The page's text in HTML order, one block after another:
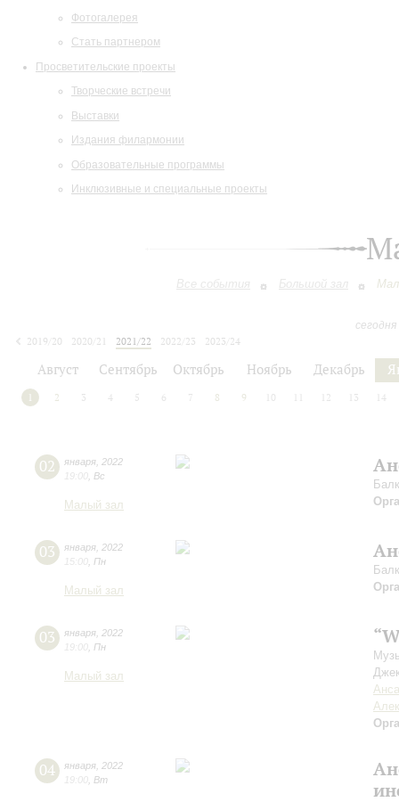
Фотогалерея
Стать партнером
Просветительские проекты
Творческие встречи
Выставки
Издания филармонии
Образовательные программы
Инклюзивные и специальные проекты
Все события Большой зал
2019/20
2020/21 2021/22 2022/23
2023/24
Август Сентябрь Октябрь Ноябрь Декабрь
1 2 3 4 5 6 7 8 9 10 12 13 14
02 января 2022
19:00 Вс
Малый зал
03 января 2022
15:00 Пн
Малый зал
03 января 2022
19:00 Пн
Малый зал
04 января 2022
19:00 Вт